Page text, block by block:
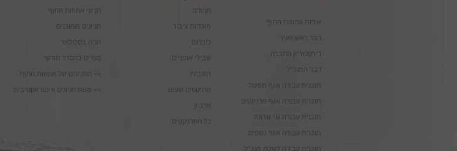
אודות אחוזות החוף
דבר ראש העיר
דירקטוריון החברה
דבר המנכ"ל
תוכנית עבודה אגף תפעול
תוכנית עבודה אגף פרויקטים
תוכנית עבודה גני שרונה
תוכנית עבודה אגף כספים
תוכנית עבודה לשכת מנכ"ל
חניונים
מוסדות ציבור
כיכרות
שבילי אופניים
רחובות
פרויקטים שונים
ארכיון
כל הפרויקטים
חניוני אחוזות החוף
חניונים ממוכנים
חניה בסלולאר
מנויים בהסדר חודשי
>> החניונים של אחוזות החוף
>> מפת חניונים אינטראקטיבית